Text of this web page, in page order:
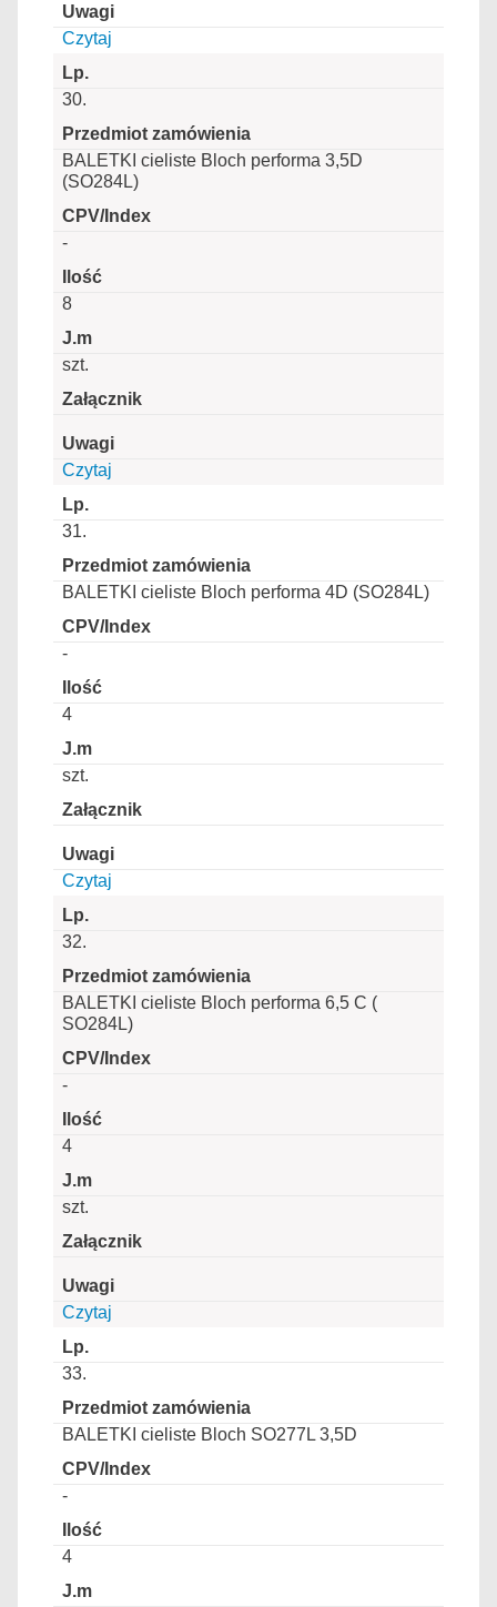
Czytaj
30.
BALETKI cieliste Bloch performa 3,5D
(SO284L)
-
8
szt.
Czytaj
31.
BALETKI cieliste Bloch performa 4D (SO284L)
-
4
szt.
Czytaj
32.
BALETKI cieliste Bloch performa 6,5 C (
SO284L)
-
4
szt.
Czytaj
33.
BALETKI cieliste Bloch SO277L 3,5D
-
4